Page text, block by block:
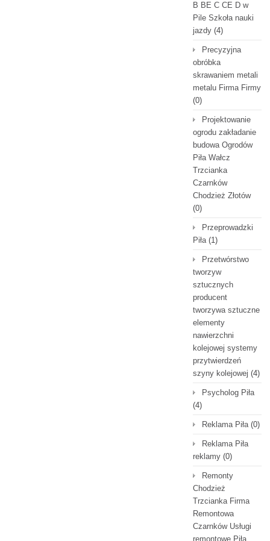
B BE C CE D‎ w
Pile Szkoła nauki
jazdy (4)
Precyzyjna
obróbka
skrawaniem metali
metalu Firma Firmy
(0)
Projektowanie
ogrodu zakładanie
budowa Ogrodów
Piła Wałcz
Trzcianka
Czarnków
Chodzież Złotów
(0)
Przeprowadzki
Piła(1)
Przetwórstwo
tworzyw
sztucznych
producent
tworzywa sztuczne
elementy
nawierzchni
kolejowej systemy
przytwierdzeń
szyny kolejowej (4)
Psycholog Piła
(4)
Reklama Piła(0)
Reklama Piła
reklamy (0)
Remonty
Chodzież
Trzcianka Firma
Remontowa
Czarnków Usługi
remontowe Piła